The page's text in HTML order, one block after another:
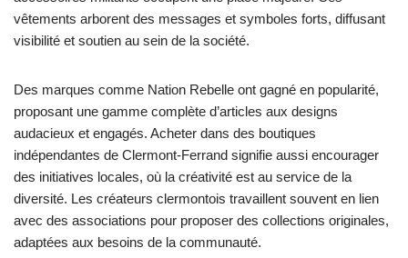
vêtements arborent des messages et symboles forts, diffusant
visibilité et soutien au sein de la société.
Des marques comme Nation Rebelle ont gagné en popularité,
proposant une gamme complète d’articles aux designs
audacieux et engagés. Acheter dans des boutiques
indépendantes de Clermont-Ferrand signifie aussi encourager
des initiatives locales, où la créativité est au service de la
diversité. Les créateurs clermontois travaillent souvent en lien
avec des associations pour proposer des collections originales,
adaptées aux besoins de la communauté.